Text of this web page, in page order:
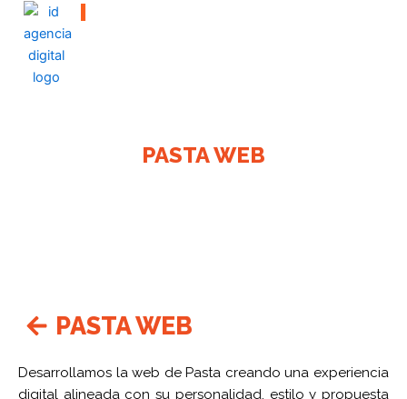
contenido
I
PASTA WEB
PASTA WEB
Desarrollamos la web de Pasta creando una experiencia
digital alineada con su personalidad, estilo y propuesta